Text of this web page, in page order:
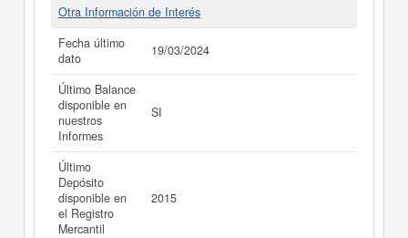
Otra Información de Interés
Fecha último
dato
19/03/2024
Último Balance
disponible en
nuestros
Informes
SI
Último
Depósito
disponible en
el Registro
Mercantil
2015